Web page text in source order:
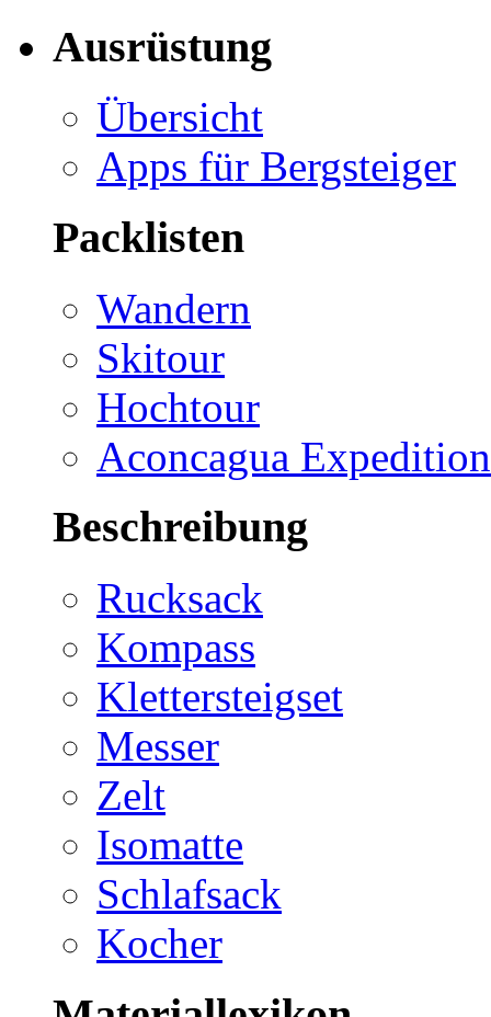
Ausrüstung
Übersicht
Apps für Bergsteiger
Packlisten
Wandern
Skitour
Hochtour
Aconcagua Expedition
Beschreibung
Rucksack
Kompass
Klettersteigset
Messer
Zelt
Isomatte
Schlafsack
Kocher